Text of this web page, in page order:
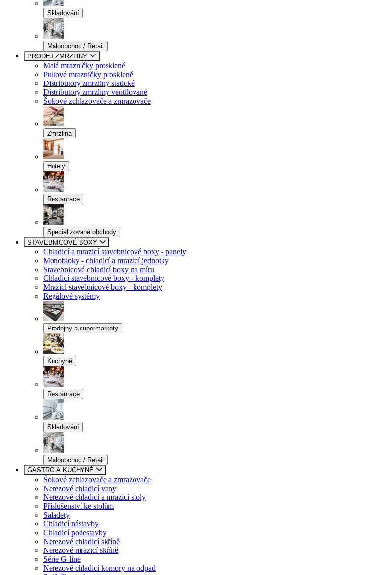
Skladování
Maloobchod / Retail
PRODEJ ZMRZLINY
Malé mrazničky prosklené
Pultové mrazničky prosklené
Distributory zmrzliny statické
Distributory zmrzliny ventilované
Šokové zchlazovače a zmrazovače
Zmrzlina
Hotely
Restaurace
Specializované obchody
STAVEBNICOVÉ BOXY
Chladicí a mrazicí stavebnicové boxy - panely
Monobloky - chladicí a mrazicí jednotky
Stavebnicové chladicí boxy na míru
Chladicí stavebnicové boxy - komplety
Mrazicí stavebnicové boxy - komplety
Regálové systémy
Prodejny a supermarkety
Kuchyně
Restaurace
Skladování
Maloobchod / Retail
GASTRO A KUCHYNĚ
Šokové zchlazovače a zmrazovače
Nerezové chladicí vany
Nerezové chladicí a mrazicí stoly
Příslušenství ke stolům
Saladety
Chladicí nástavby
Chladicí podestavby
Nerezové chladicí skříně
Nerezové mrazicí skříně
Série G-line
Nerezové chladicí komory na odpad